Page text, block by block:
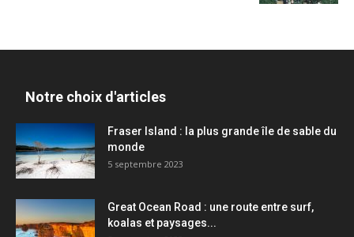
Notre choix d'articles
Fraser Island : la plus grande île de sable du
monde
5 septembre 2023
Great Ocean Road : une route entre surf,
koalas et paysages...